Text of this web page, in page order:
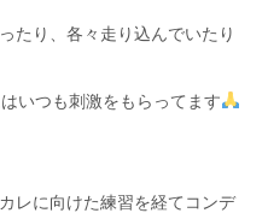
たり、各々走り込んでいたり
いつも刺激をもらってます
レに向けた練習を経てコンデ